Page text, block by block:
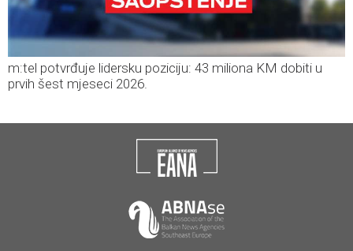
m:tel potvrđuje lidersku poziciju: 43 miliona KM dobiti u
prvih šest mjeseci 2026.